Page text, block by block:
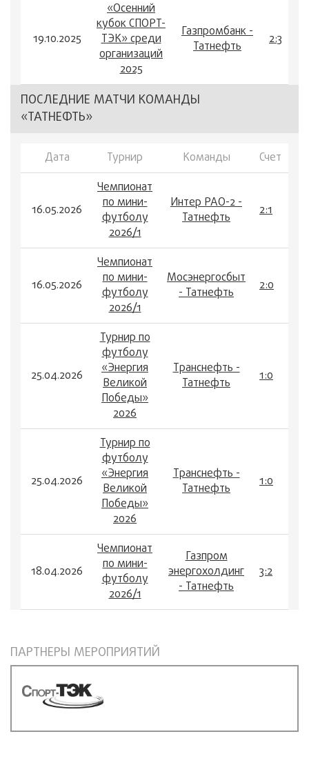
19.10.2025
«Осенний
кубок СПОРТ-
ТЭК» среди
организаций
2025
Газпромбанк -
Татнефть
2:3
ПОСЛЕДНИЕ МАТЧИ КОМАНДЫ
«ТАТНЕФТЬ»
Дата Турнир Команды Счет
16.05.2026
Чемпионат
по мини-
футболу
2026/1
Интер РАО-2 -
Татнефть
2:1
16.05.2026
Чемпионат
по мини-
футболу
2026/1
Мосэнергосбыт
- Татнефть
2:0
25.04.2026
Турнир по
футболу
«Энергия
Великой
Победы»
2026
Транснефть -
Татнефть
1:0
25.04.2026
Турнир по
футболу
«Энергия
Великой
Победы»
2026
Транснефть -
Татнефть
1:0
18.04.2026
Чемпионат
по мини-
футболу
2026/1
Газпром
энергохолдинг
- Татнефть
3:2
ПАРТНЕРЫ МЕРОПРИЯТИЙ